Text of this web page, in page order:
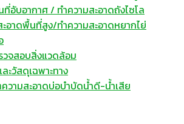
อับอากาศ / ทำความสะอาดถังไซโล
ะอาดพื้นที่สูง/ทำความสะอาดหยากไย่
วจสอบสิ่งแวดล้อม
ะวัสดุเฉพาะทาง
ความสะอาดบ่อบำบัดน้ำดี-น้ำเสีย